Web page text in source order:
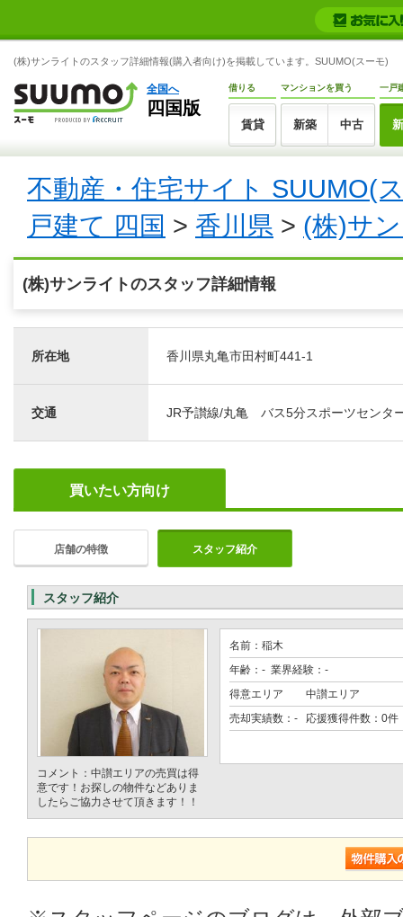
(株)サンライトのスタッフ詳細情報(購入者向け)を掲載しています。SUUMO(スーモ)
全国へ
四国版
借りる
賃貸
マンションを買う
新築 中古
一戸
不動産・住宅サイト SUUMO(
戸建て 四国 > 香川県 > (株)サ
(株)サンライトのスタッフ詳細情報
所在地 香川県丸亀市田村町441-1
交通 JR予讃線/丸亀 バス5分スポーツセンタ
買いたい方向け
店舗の特徴 スタッフ紹介
スタッフ紹介
コメント：中讃エリアの売買は得
意です！お探しの物件などありま
したらご協力させて頂きます！！
名前：稲木
年齢：- 業界経験：-
得意エリア
中讃エリア
売却実績数：- 応援獲得件数：0件